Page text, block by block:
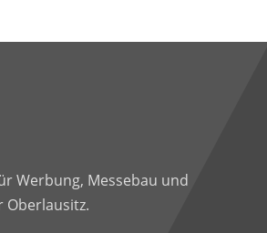
Werbung, Messebau und
Oberlausitz.